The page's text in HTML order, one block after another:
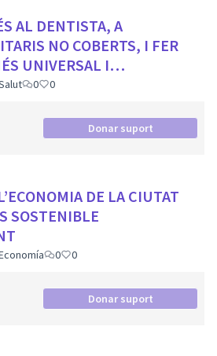
AL DENTISTA, A
NO COBERTS, I FER
UNIVERSAL I
0 0
Donar suport
DE LA CIUTAT
SOSTENIBLE
0 0
Donar suport